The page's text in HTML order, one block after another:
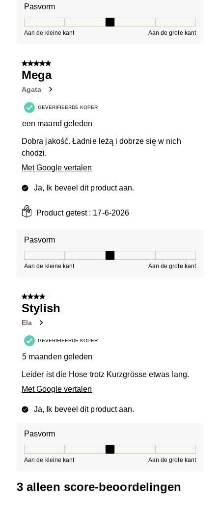
Pasvorm
Aan de kleine kant Aan de grote kant
5 van 5 sterren.
Mega
Agata
GEVERIFIEERDE KOPER
een maand geleden
Dobra jakość. Ładnie leżą i dobrze się w nich
chodzi.
Met Google vertalen
Ja, Ik beveel dit product aan.
Product getest : 17-6-2026
Pasvorm
Aan de kleine kant Aan de grote kant
4 van 5 sterren.
Stylish
Ela
GEVERIFIEERDE KOPER
5 maanden geleden
Leider ist die Hose trotz Kurzgrösse etwas lang.
Met Google vertalen
Ja, Ik beveel dit product aan.
Pasvorm
Aan de kleine kant Aan de grote kant
3 alleen score-beoordelingen